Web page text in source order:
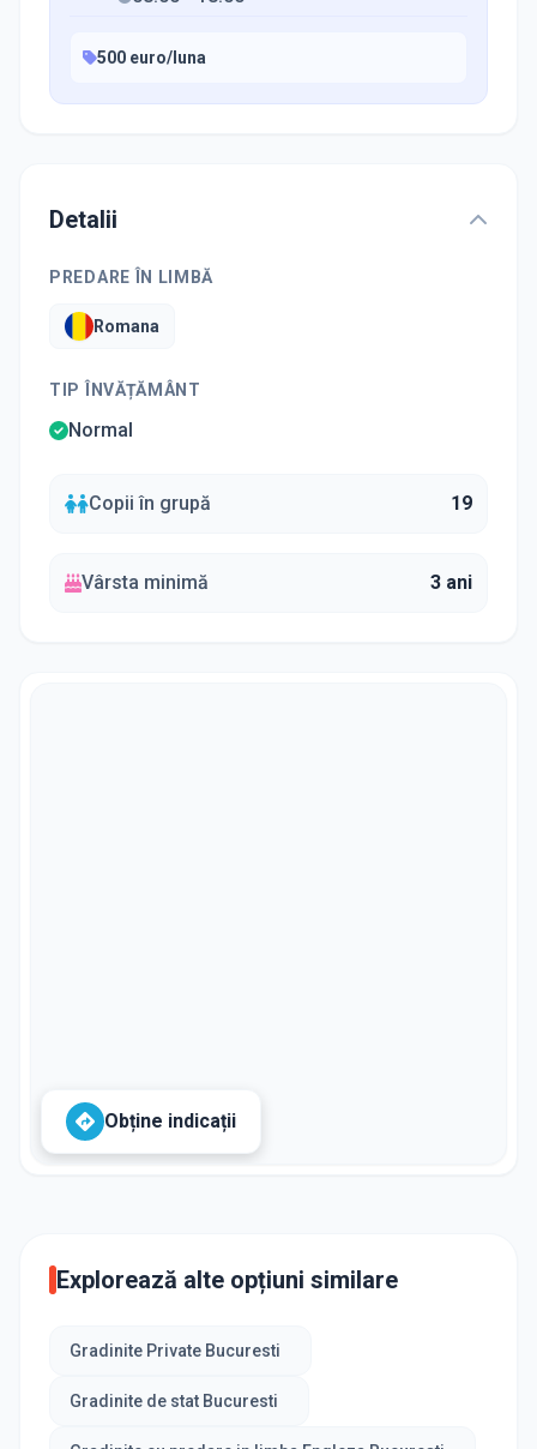
500 euro/luna
Detalii
PREDARE ÎN LIMBĂ
Romana
TIP ÎNVĂȚĂMÂNT
Normal
Copii în grupă 19
Vârsta minimă 3 ani
Obține indicații
Explorează alte opțiuni similare
Gradinite Private Bucuresti
Gradinite de stat Bucuresti